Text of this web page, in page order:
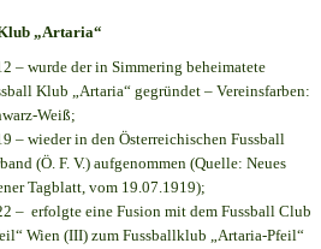
„Artaria“
– wurde der in Simmering beheimatete
Klub „Artaria“ gegründet – Vereinsfarben:
Weiß;
– wieder in den Österreichischen Fussball
(Ö. F. V.) aufgenommen (Quelle: Neues
Tagblatt, vom 19.07.1919);
– erfolgte eine Fusion mit dem Fussball Club
Wien (III) zum Fussballklub „Artaria-Pfeil“